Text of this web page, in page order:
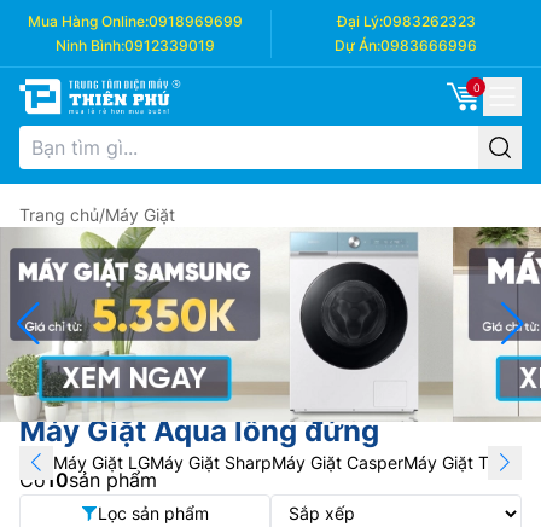
Mua Hàng Online:0918969699 Đại Lý:0983262323
Ninh Bình:0912339019 Dự Án:0983666996
0
Trang chủ/Máy Giặt
Máy Giặt Aqua lồng đứng
Máy Giặt LGMáy Giặt SharpMáy Giặt CasperMáy Giặt Toshiba
Có 10sản phẩm
Lọc sản phẩm